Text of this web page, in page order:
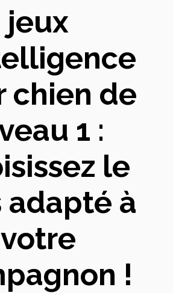
jeux
chien de
1 :
le
adapté à
votre
!